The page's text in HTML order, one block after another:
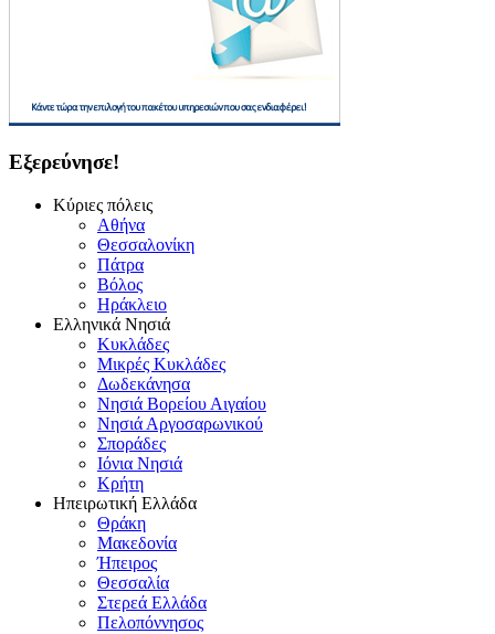
Εξερεύνησε!
Κύριες πόλεις
Αθήνα
Θεσσαλονίκη
Πάτρα
Βόλος
Ηράκλειο
Ελληνικά Νησιά
Κυκλάδες
Μικρές Κυκλάδες
Δωδεκάνησα
Νησιά Βορείου Αιγαίου
Νησιά Αργοσαρωνικού
Σποράδες
Ιόνια Νησιά
Κρήτη
Ηπειρωτική Ελλάδα
Θράκη
Μακεδονία
Ήπειρος
Θεσσαλία
Στερεά Ελλάδα
Πελοπόννησος